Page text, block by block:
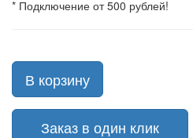
* Подключение от 500 рублей!
В корзину
Заказ в один клик